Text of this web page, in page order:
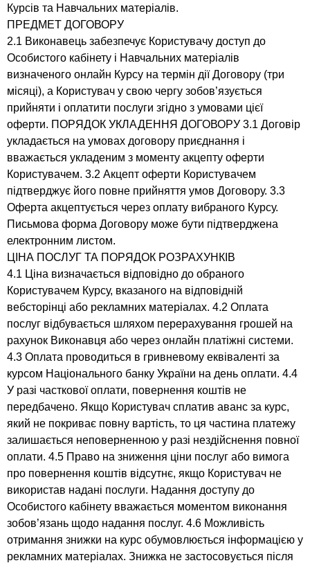
Курсів та Навчальних матеріалів.
ПРЕДМЕТ ДОГОВОРУ
2.1 Виконавець забезпечує Користувачу доступ до
Особистого кабінету і Навчальних матеріалів
визначеного онлайн Курсу на термін дії Договору (три
місяці), а Користувач у свою чергу зобов’язується
прийняти і оплатити послуги згідно з умовами цієї
оферти. ПОРЯДОК УКЛАДЕННЯ ДОГОВОРУ 3.1 Договір
укладається на умовах договору приєднання і
вважається укладеним з моменту акцепту оферти
Користувачем. 3.2 Акцепт оферти Користувачем
підтверджує його повне прийняття умов Договору. 3.3
Оферта акцептується через оплату вибраного Курсу.
Письмова форма Договору може бути підтверджена
електронним листом.
ЦІНА ПОСЛУГ ТА ПОРЯДОК РОЗРАХУНКІВ
4.1 Ціна визначається відповідно до обраного
Користувачем Курсу, вказаного на відповідній
вебсторінці або рекламних матеріалах. 4.2 Оплата
послуг відбувається шляхом перерахування грошей на
рахунок Виконавця або через онлайн платіжні системи.
4.3 Оплата проводиться в гривневому еквіваленті за
курсом Національного банку України на день оплати. 4.4
У разі часткової оплати, повернення коштів не
передбачено. Якщо Користувач сплатив аванс за курс,
який не покриває повну вартість, то ця частина платежу
залишається неповерненною у разі нездійснення повної
оплати. 4.5 Право на зниження ціни послуг або вимога
про повернення коштів відсутнє, якщо Користувач не
використав надані послуги. Надання доступу до
Особистого кабінету вважається моментом виконання
зобов’язань щодо надання послуг. 4.6 Можливість
отримання знижки на курс обумовлюється інформацією у
рекламних матеріалах. Знижка не застосовується після